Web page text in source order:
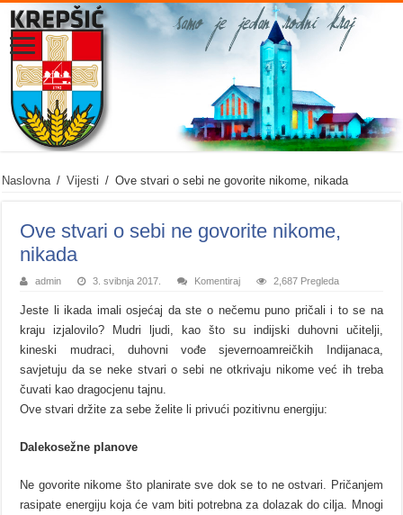
Naslovna / Vijesti / Ove stvari o sebi ne govorite nikome, nikada
Ove stvari o sebi ne govorite nikome,
nikada
admin 3. svibnja 2017. Komentiraj 2,687 Pregleda
Jeste li ikada imali osjećaj da ste o nečemu puno pričali i to se na
kraju izjalovilo? Mudri ljudi, kao što su indijski duhovni učitelji,
kineski mudraci, duhovni vođe sjevernoamreičkih Indijanaca,
savjetuju da se neke stvari o sebi ne otkrivaju nikome već ih treba
čuvati kao dragocjenu tajnu.
Ove stvari držite za sebe želite li privući pozitivnu energiju:
Dalekosežne planove
Ne govorite nikome što planirate sve dok se to ne ostvari. Pričanjem
rasipate energiju koja će vam biti potrebna za dolazak do cilja. Mnogi